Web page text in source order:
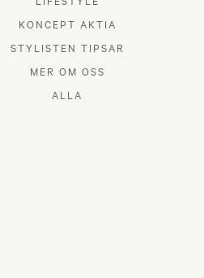
KONCEPT AKTIA
STYLISTEN TIPSAR
MER OM OSS
ALLA